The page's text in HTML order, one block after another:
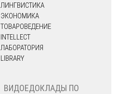
ЛИНГВИСТИКА
ЭКОНОМИКА
ТОВАРОВЕДЕНИЕ
INTELLECT
ЛАБОРАТОРИЯ
LIBRARY
ВИДОЕДОКЛАДЫ ПО